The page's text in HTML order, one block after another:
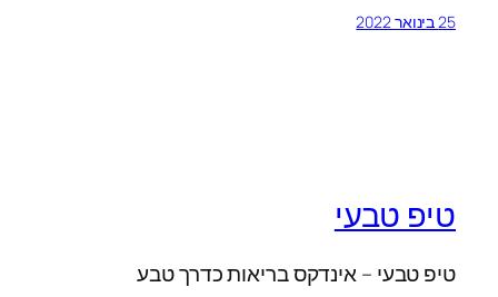
25 בינואר 2022
טיפ טבעי
טיפ טבעי – אינדקס בריאות כדרך טבע